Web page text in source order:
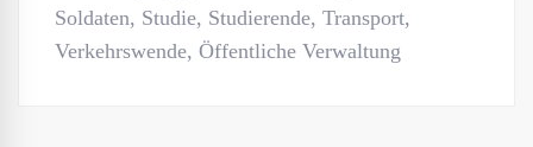
Soldaten, Studie, Studierende, Transport,
Verkehrswende, Öffentliche Verwaltung